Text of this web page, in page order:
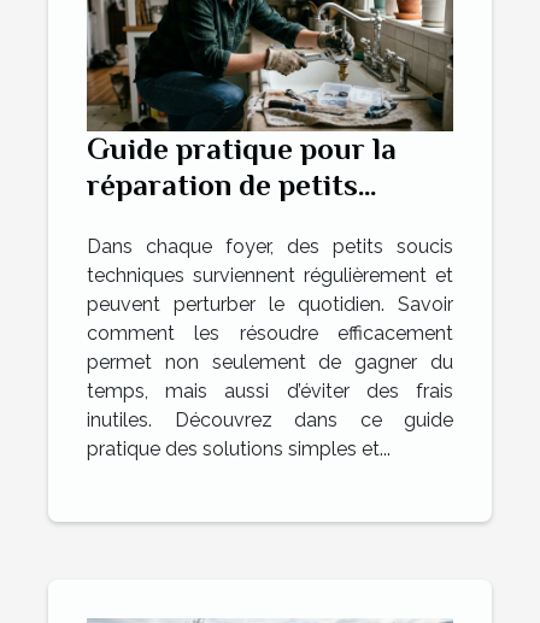
Guide pratique pour la
réparation de petits
Dans chaque foyer, des petits soucis
techniques surviennent régulièrement et
peuvent perturber le quotidien. Savoir
comment les résoudre efficacement
permet non seulement de gagner du
temps, mais aussi d’éviter des frais
inutiles. Découvrez dans ce guide
pratique des solutions simples et...